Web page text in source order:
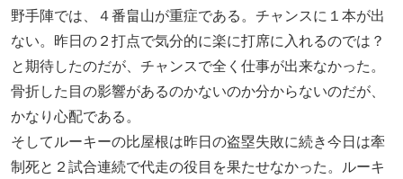
野手陣では、４番畠山が重症である。チャンスに１本が出
ない。昨日の２打点で気分的に楽に打席に入れるのでは？
と期待したのだが、チャンスで全く仕事が出来なかった。
骨折した目の影響があるのかないのか分からないのだが、
かなり心配である。
そしてルーキーの比屋根は昨日の盗塁失敗に続き今日は牽
制死と２試合連続で代走の役目を果たせなかった。ルーキ